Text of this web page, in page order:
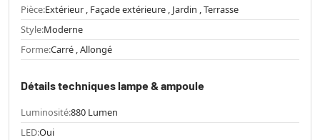
Pièce:Extérieur , Façade extérieure , Jardin , Terrasse
Style:Moderne
Forme:Carré , Allongé
Détails techniques lampe & ampoule
Luminosité:880 Lumen
LED:Oui